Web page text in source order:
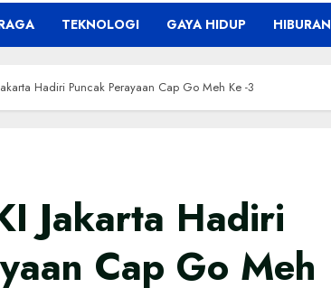
TEKNOLOGI GAYA HIDUP HIBURAN
Hadiri Puncak Perayaan Cap Go Meh Ke -3
Jakarta Hadiri
Cap Go Meh